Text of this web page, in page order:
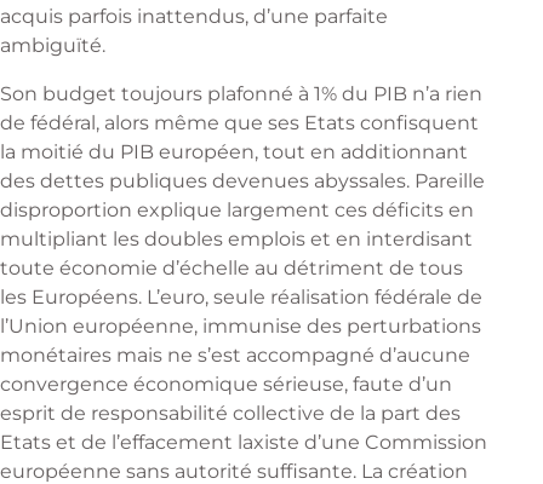
acquis parfois inattendus, d’une parfaite
ambiguïté.
Son budget toujours plafonné à 1% du PIB n’a rien
de fédéral, alors même que ses Etats confisquent
la moitié du PIB européen, tout en additionnant
des dettes publiques devenues abyssales. Pareille
disproportion explique largement ces déficits en
multipliant les doubles emplois et en interdisant
toute économie d’échelle au détriment de tous
les Européens. L’euro, seule réalisation fédérale de
l’Union européenne, immunise des perturbations
monétaires mais ne s’est accompagné d’aucune
convergence économique sérieuse, faute d’un
esprit de responsabilité collective de la part des
Etats et de l’effacement laxiste d’une Commission
européenne sans autorité suffisante. La création